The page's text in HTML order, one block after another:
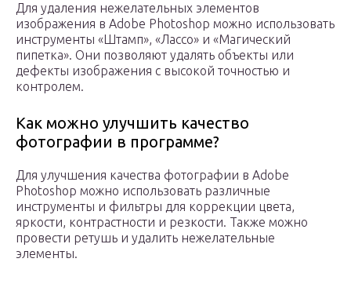
Для удаления нежелательных элементов
изображения в Adobe Photoshop можно использовать
инструменты «Штамп», «Лассо» и «Магический
пипетка». Они позволяют удалять объекты или
дефекты изображения с высокой точностью и
контролем.
Как можно улучшить качество
фотографии в программе?
Для улучшения качества фотографии в Adobe
Photoshop можно использовать различные
инструменты и фильтры для коррекции цвета,
яркости, контрастности и резкости. Также можно
провести ретушь и удалить нежелательные
элементы.